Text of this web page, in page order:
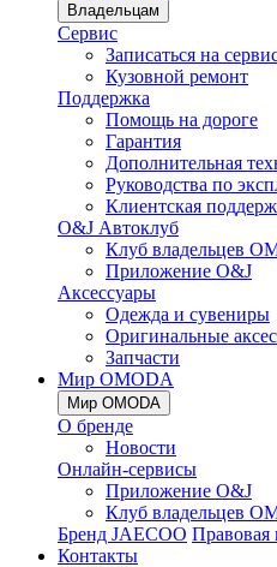
Владельцам
Сервис
Записаться на
Кузовной ремонт
Поддержка
Помощь на дороге
Гарантия
Дополнительная
Руководства по
Клиентская
O&J Автоклуб
Клуб владельцев
Приложение O&J
Аксессуары
Одежда и сувениры
Оригинальные
Запчасти
Мир OMODA
Мир OMODA
О бренде
Новости
Онлайн-сервисы
Приложение O&J
Клуб владельцев
Бренд JAECOO
Контакты